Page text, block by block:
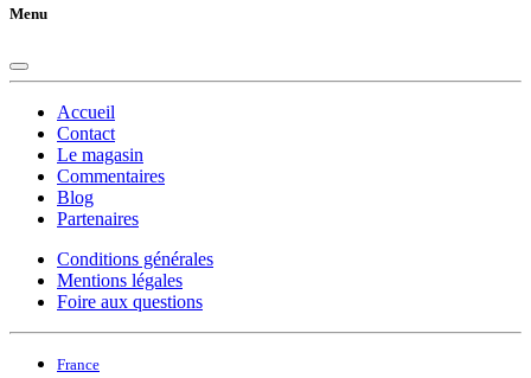
Menu
Accueil
Contact
Le magasin
Commentaires
Blog
Partenaires
Conditions générales
Mentions légales
Foire aux questions
France